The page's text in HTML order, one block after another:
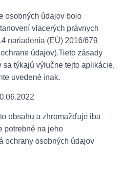
osobných údajov bolo
viacerých právnych
nariadenia (EÚ) 2016/679
údajov).Tieto zásady
týkajú výlučne tejto aplikácie,
uvedené inak.
obsahu a zhromažďuje iba
potrebné na jeho
ochrany osobných údajov